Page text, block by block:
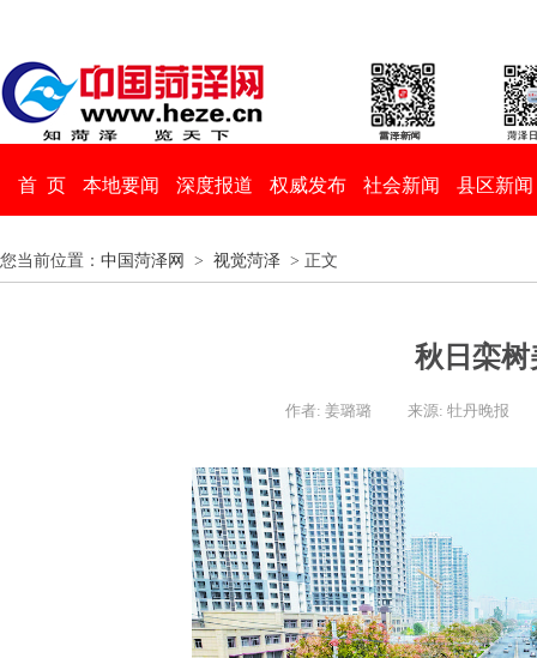
首 页 本地要闻 深度报道 权威发布 社会新闻 县区新闻
您当前位置： 中国菏泽网 > 视觉菏泽 > 正文
秋日栾树
作者: 姜璐璐 来源: 牡丹晚报